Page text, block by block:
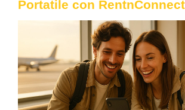
Portatile con RentnConnect